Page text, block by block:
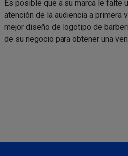
Es posible que a su marca le falte
atención de la audiencia a primera
mejor diseño de logotipo de
de su negocio para obtener una